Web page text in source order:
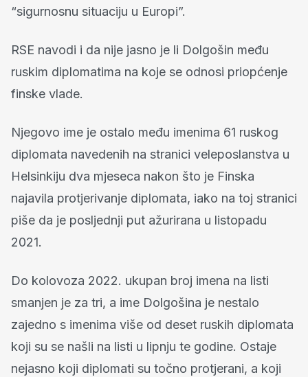
“sigurnosnu situaciju u Europi”.
RSE navodi i da nije jasno je li Dolgošin među
ruskim diplomatima na koje se odnosi priopćenje
finske vlade.
Njegovo ime je ostalo među imenima 61 ruskog
diplomata navedenih na stranici veleposlanstva u
Helsinkiju dva mjeseca nakon što je Finska
najavila protjerivanje diplomata, iako na toj stranici
piše da je posljednji put ažurirana u listopadu
2021.
Do kolovoza 2022. ukupan broj imena na listi
smanjen je za tri, a ime Dolgošina je nestalo
zajedno s imenima više od deset ruskih diplomata
koji su se našli na listi u lipnju te godine. Ostaje
nejasno koji diplomati su točno protjerani, a koji